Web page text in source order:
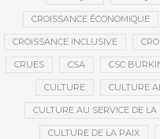
CROISSANCE ÉCONOMIQUE
CROISSANCE INCLUSIVE
CRUES CSA CSC
CULTURE CULTURE
CULTURE AU SERVICE DE LA
CULTURE DE LA PAIX